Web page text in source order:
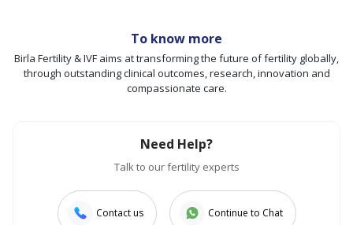
To know more
Birla Fertility & IVF aims at transforming the future of fertility globally,
through outstanding clinical outcomes, research, innovation and
compassionate care.
Need Help?
Talk to our fertility experts
Contact us Continue to Chat